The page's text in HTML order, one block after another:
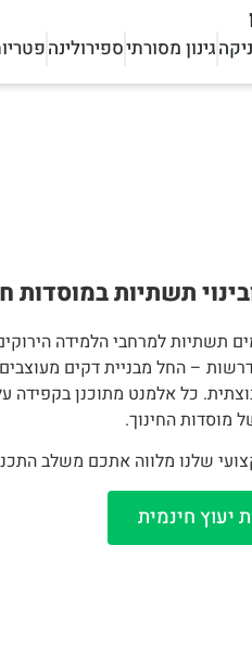
גינון מסורתיספירולינה
תשתיות במוסדות
תשתיות למרחבי הלמידה
– החל מבניית דקים
כל אלמנט מתוכנן בקפידה
מוסדות החינוך.
שלנו מלווה אתכם משלב
יעוץ חינמית